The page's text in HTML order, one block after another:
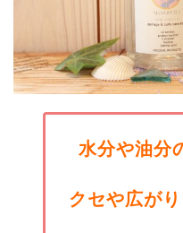
水分や油分
クセや広が